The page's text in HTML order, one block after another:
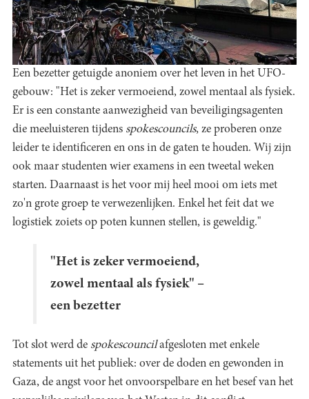
Een bezetter getuigde anoniem over het leven in het UFO-
gebouw: "Het is zeker vermoeiend, zowel mentaal als fysiek.
Er is een constante aanwezigheid van beveiligingsagenten
die meeluisteren tijdens spokescouncils, ze proberen onze
leider te identificeren en ons in de gaten te houden. Wij zijn
ook maar studenten wier examens in een tweetal weken
starten. Daarnaast is het voor mij heel mooi om iets met
zo'n grote groep te verwezenlijken. Enkel het feit dat we
logistiek zoiets op poten kunnen stellen, is geweldig."
"Het is zeker vermoeiend,
zowel mentaal als fysiek" –
een bezetter
Tot slot werd de spokescouncilafgesloten met enkele
statements uit het publiek: over de doden en gewonden in
Gaza, de angst voor het onvoorspelbare en het besef van het